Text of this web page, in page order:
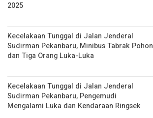
2025
Kecelakaan Tunggal di Jalan Jenderal
Sudirman Pekanbaru, Minibus Tabrak Pohon
dan Tiga Orang Luka-Luka
Kecelakaan Tunggal di Jalan Jenderal
Sudirman Pekanbaru, Pengemudi
Mengalami Luka dan Kendaraan Ringsek